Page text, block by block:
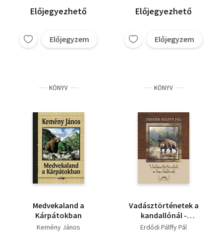
Előjegyezhető
Előjegyzem
Előjegyezhető
Előjegyzem
KÖNYV
Medvekaland a
Kárpátokban
Kemény János
KÖNYV
Vadásztörténetek a
kandallónál -
Fényképfelvételekkel
Erdődi Pálffy Pál